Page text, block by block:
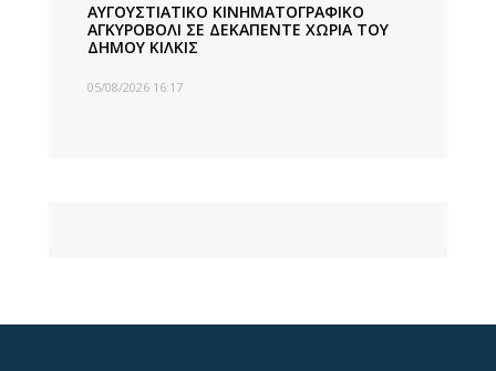
ΑΥΓΟΥΣΤΙΑΤΙΚΟ ΚΙΝΗΜΑΤΟΓΡΑΦΙΚΟ
ΑΓΚΥΡΟΒΟΛΙ ΣΕ ΔΕΚΑΠΕΝΤΕ ΧΩΡΙΑ ΤΟΥ
ΔΗΜΟΥ ΚΙΛΚΙΣ
05/08/2026 16:17